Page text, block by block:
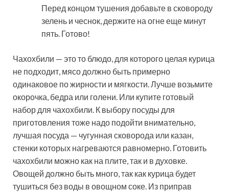
Перед концом тушения добавьте в сковороду
зелень и чеснок, держите на огне еще минут
пять. Готово!
Чахохбили — это то блюдо, для которого целая курица
не подходит, мясо должно быть примерно
одинаковое по жирности и мягкости. Лучше возьмите
окорочка, бедра или голени. Или купите готовый
набор для чахохбили. К выбору посуды для
приготовления тоже надо подойти внимательно,
лучшая посуда — чугунная сковорода или казан,
стенки которых нагреваются равномерно. Готовить
чахохбили можно как на плите, так и в духовке.
Овощей должно быть много, так как курица будет
тушиться без воды в овощном соке. Из приправ